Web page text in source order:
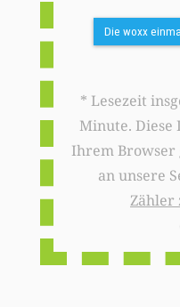
Die woxx
* Lesezeit
Minute.
Ihrem Browser
an unsere
Zähler